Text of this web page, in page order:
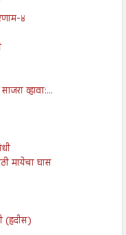
४
व्हावा:...
मायेचा घास
(हदीस)